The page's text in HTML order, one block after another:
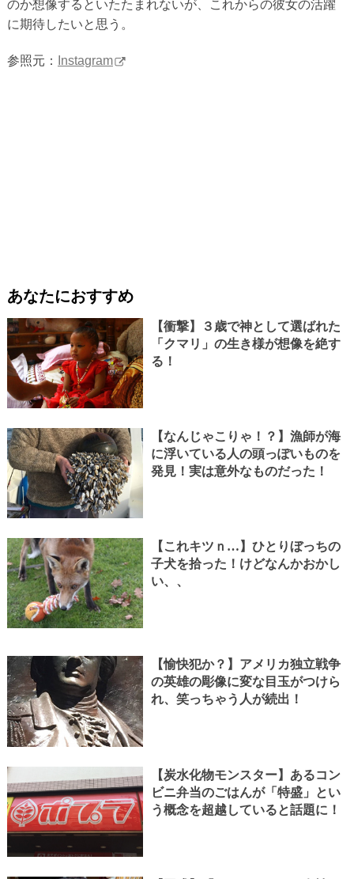
のか想像するといたたまれないが、これからの彼女の活躍
に期待したいと思う。
参照元： Instagram
あなたにおすすめ
【衝撃】３歳で神として選ばれた
「クマリ」の生き様が想像を絶す
る！
【なんじゃこりゃ！？】漁師が海
に浮いている人の頭っぽいものを
発見！実は意外なものだった！
【これキツｎ…】ひとりぼっちの
子犬を拾った！けどなんかおかし
い、、
【愉快犯か？】アメリカ独立戦争
の英雄の彫像に変な目玉がつけら
れ、笑っちゃう人が続出！
【炭水化物モンスター】あるコン
ビニ弁当のごはんが「特盛」とい
う概念を超越していると話題に！